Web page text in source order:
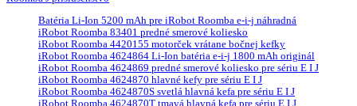
Batéria Li-Ion 5200 mAh pre iRobot Roomba e-i-j náhradná
iRobot Roomba 83401 predné smerové koliesko
iRobot Roomba 4420155 motorček vrátane bočnej kefky
iRobot Roomba 4624864 Li-Ion batéria e-i-j 1800 mAh originál
iRobot Roomba 4624869 predné smerové koliesko pre sériu E I J
iRobot Roomba 4624870 hlavné kefy pre sériu E I J
iRobot Roomba 4624870S svetlá hlavná kefa pre sériu E I J
iRobot Roomba 4624870T tmavá hlavná kefa pre sériu E I J